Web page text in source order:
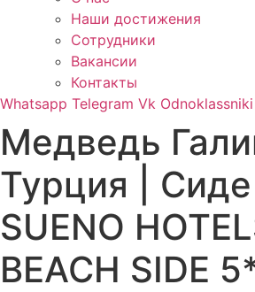
Наши достижения
Сотрудники
Вакансии
Контакты
Whatsapp Telegram Vk Odnoklassniki
Медведь
Турция | Сиде |
SUENO
BEACH SIDE